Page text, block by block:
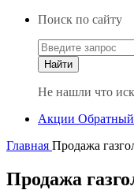
Поиск по сайту
Не нашли что
Акции
Главная Продажа
Продажа